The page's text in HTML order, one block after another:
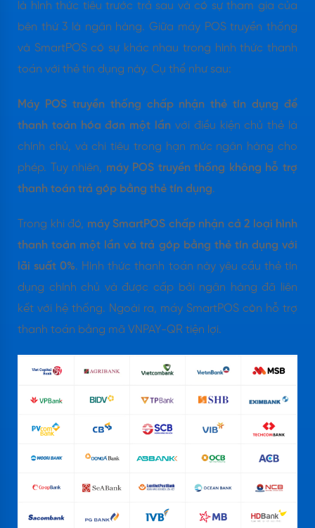
là hình thức tiêu trước trả sau và có sự tham gia của
bên thứ 3 là ngân hàng. Giữa máy POS truyền thống
và SmartPOS có sự khác nhau trong hình thức thanh
toán với thẻ tín dụng này. Cụ thể như sau:
Máy POS truyền thống chấp nhận thẻ tín dụng để
thanh toán hóa đơn một lần với điều kiện chủ thẻ là
chính chủ, và chi tiêu trong hạn mức ngân hàng cho
phép. Tuy nhiên, máy POS truyền thống không hỗ trợ
thanh toán trả góp bằng thẻ tín dụng.
Trong khi đó, máy SmartPOS chấp nhận cả 2 loại hình
thanh toán một lần và trả góp bằng thẻ tín dụng với
lãi suất 0%. Hình thức thanh toán này yêu cầu thẻ tín
dụng chính chủ và được cấp bởi ngân hàng đã liên
kết với hệ thống. Ngoài ra, máy SmartPOS còn hỗ trợ
thanh toán bằng mã VNPAY-QR tiện lợi.